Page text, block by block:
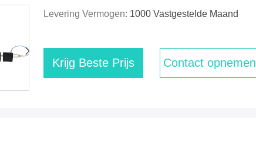
Levering Vermogen: 1000 Vastgestelde Maand
Krijg Beste Prijs Contact opnemen